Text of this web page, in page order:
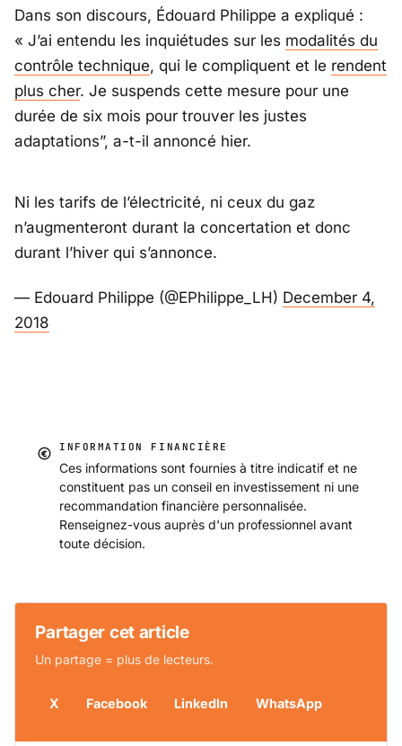
Dans son discours, Édouard Philippe a expliqué :
« J’ai entendu les inquiétudes sur les modalités du
contrôle technique, qui le compliquent et le rendent
plus cher. Je suspends cette mesure pour une
durée de six mois pour trouver les justes
adaptations”, a-t-il annoncé hier.
Ni les tarifs de l’électricité, ni ceux du gaz
n’augmenteront durant la concertation et donc
durant l’hiver qui s’annonce.
— Edouard Philippe (@EPhilippe_LH) December 4,
2018
INFORMATION FINANCIÈRE
Ces informations sont fournies à titre indicatif et ne
constituent pas un conseil en investissement ni une
recommandation financière personnalisée.
Renseignez-vous auprès d'un professionnel avant
toute décision.
Partager cet article
Un partage = plus de lecteurs.
X Facebook LinkedIn WhatsApp